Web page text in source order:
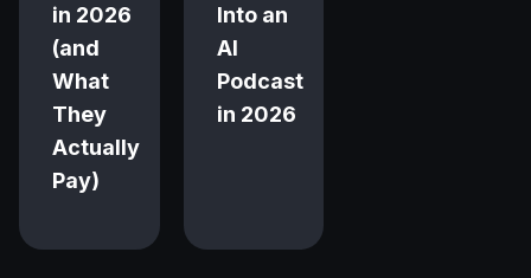
in 2026
(and
What
They
Actually
Pay)
Into an
AI
Podcast
in 2026